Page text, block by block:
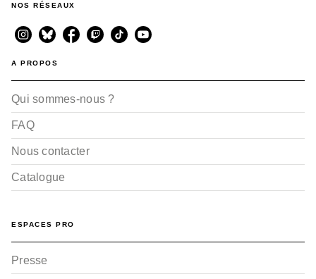
NOS RÉSEAUX
A PROPOS
Qui sommes-nous ?
FAQ
Nous contacter
Catalogue
ESPACES PRO
Presse